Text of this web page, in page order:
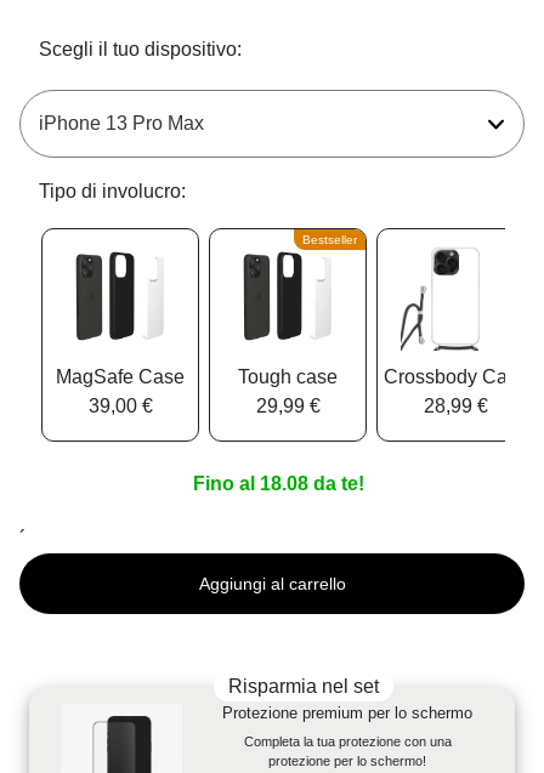
Scegli il tuo dispositivo:
Tipo di involucro:
MagSafe Case
39,00 €
Bestseller
Tough case
29,99 €
Crossbody Case
28,99 €
Fino al 18.08 da te!
´
Aggiungi al carrello
Risparmia nel set
Protezione premium per lo schermo
Completa la tua protezione con una
protezione per lo schermo!